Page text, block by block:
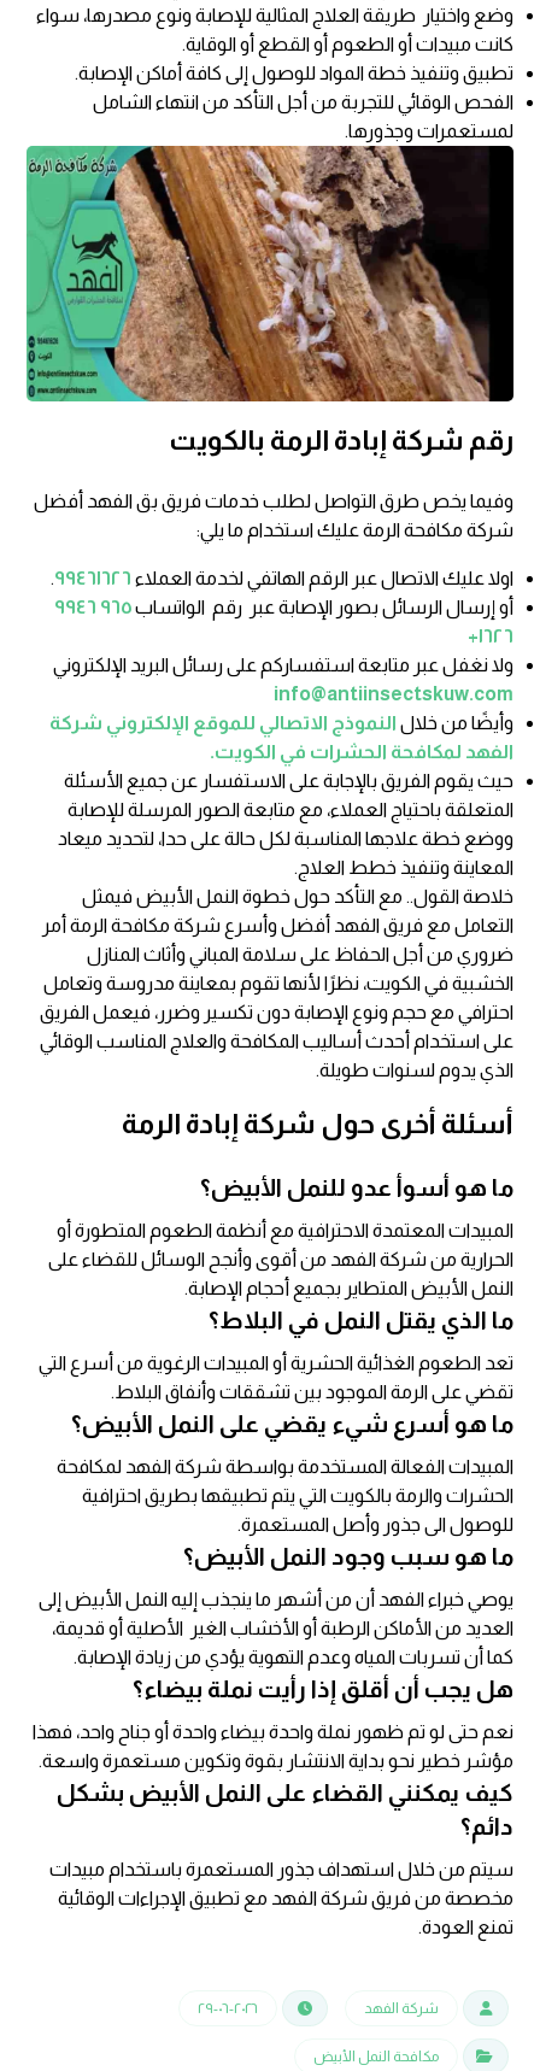
وضع واختيار طريقة العلاج المثالية للإصابة ونوع مصدرها، سواء
كانت مبيدات أو الطعوم أو القطع أو الوقاية.
تطبيق وتنفيذ خطة المواد للوصول إلى كافة أماكن الإصابة.
الفحص الوقائي للتجربة من أجل التأكد من انتهاء الشامل
لمستعمرات وجذورها.
رقم شركة إبادة الرمة بالكويت
وفيما يخص طرق التواصل لطلب خدمات فريق بق الفهد أفضل
شركة مكافحة الرمة عليك استخدام ما يلي:
اولا عليك الاتصال عبر الرقم الهاتفي لخدمة العملاء ٩٩٤٦١٦٢٦.
أو إرسال الرسائل بصور الإصابة عبر رقم الواتساب
٩٦٥ ٩٩٤٦
١٦٢٦+
ولا نغفل عبر متابعة استفساركم على رسائل البريد الإلكتروني
info@antiinsectskuw.com
وأيضًا من خلال النموذج الاتصالي للموقع الإلكتروني شركة
الفهد لمكافحة الحشرات في الكويت.
حيث يقوم الفريق بالإجابة على الاستفسار عن جميع الأسئلة
المتعلقة باحتياج العملاء، مع متابعة الصور المرسلة للإصابة
ووضع خطة علاجها المناسبة لكل حالة على حدا، لتحديد ميعاد
المعاينة وتنفيذ خطط العلاج.
خلاصة القول.. مع التأكد حول خطوة النمل الأبيض فيمثل
التعامل مع فريق الفهد أفضل وأسرع شركة مكافحة الرمة أمر
ضروري من أجل الحفاظ على سلامة المباني وأثاث المنازل
الخشبية في الكويت، نظرًا لأنها تقوم بمعاينة مدروسة وتعامل
احترافي مع حجم ونوع الإصابة دون تكسير وضرر، فيعمل الفريق
على استخدام أحدث أساليب المكافحة والعلاج المناسب الوقائي
الذي يدوم لسنوات طويلة.
أسئلة أخرى حول شركة إبادة الرمة
ما هو أسوأ عدو للنمل الأبيض؟
المبيدات المعتمدة الاحترافية مع أنظمة الطعوم المتطورة أو
الحرارية من شركة الفهد من أقوى وأنجح الوسائل للقضاء على
النمل الأبيض المتطاير بجميع أحجام الإصابة.
ما الذي يقتل النمل في البلاط؟
تعد الطعوم الغذائية الحشرية أو المبيدات الرغوية من أسرع التي
تقضي على الرمة الموجود بين تشققات وأنفاق البلاط.
ما هو أسرع شيء يقضي على النمل الأبيض؟
المبيدات الفعالة المستخدمة بواسطة شركة الفهد لمكافحة
الحشرات والرمة بالكويت التي يتم تطبيقها بطريق احترافية
للوصول الى جذور وأصل المستعمرة.
ما هو سبب وجود النمل الأبيض؟
يوصي خبراء الفهد أن من أشهر ما ينجذب إليه النمل الأبيض إلى
العديد من الأماكن الرطبة أو الأخشاب الغير الأصلية أو قديمة،
كما أن تسربات المياه وعدم التهوية يؤدي من زيادة الإصابة.
هل يجب أن أقلق إذا رأيت نملة بيضاء؟
نعم حتى لو تم ظهور نملة واحدة بيضاء واحدة أو جناح واحد، فهذا
مؤشر خطير نحو بداية الانتشار بقوة وتكوين مستعمرة واسعة.
كيف يمكنني القضاء على النمل الأبيض بشكل
دائم؟
سيتم من خلال استهداف جذور المستعمرة باستخدام مبيدات
مخصصة من فريق شركة الفهد مع تطبيق الإجراءات الوقائية
تمنع العودة.
شركة الفهد ٢٠٢٦-٠٦-٢٩
مكافحة النمل الأبيض